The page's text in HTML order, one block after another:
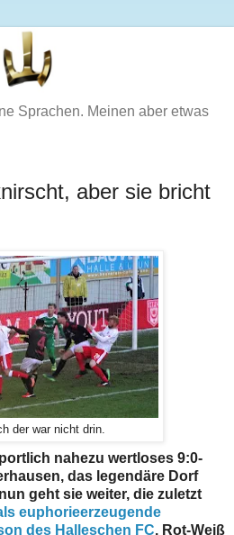
Sprachen. Meinen aber etwas
aber sie bricht
der war nicht drin.
nahezu wertloses 9:0-
das legendäre Dorf
geht sie weiter, die zuletzt
euphorieerzeugende
des Halleschen FC. Rot-Weiß